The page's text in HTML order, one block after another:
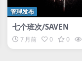
管理发布
七个班次/SAVEN
7 月前 0 0